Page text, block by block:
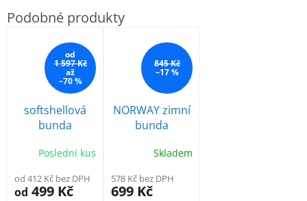
od
1 597 Kč
až
–70 %
softshellová
bunda
odepínací
Poslední kus
od 412 Kč bez DPH
od 499 Kč
845 Kč
–17 %
NORWAY zimní
bunda
Skladem
578 Kč bez DPH
699 Kč